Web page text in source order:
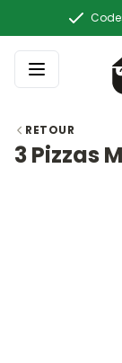
RETOUR
3 Pizzas